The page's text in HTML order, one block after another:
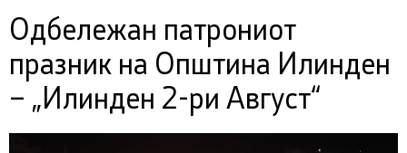
Oдбележан патрониот
празник на Општина Илинден
– „Илинден 2-ри Август“